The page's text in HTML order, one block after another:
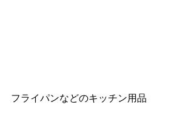
フライパンなどのキッチン用品